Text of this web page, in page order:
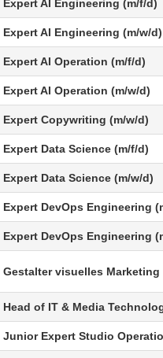
Expert AI Engineering (m/f/d)
Expert AI Engineering (m/w/d)
Expert AI Operation (m/f/d)
Expert AI Operation (m/w/d)
Expert Copywriting (m/w/d)
Expert Data Science (m/f/d)
Expert Data Science (m/w/d)
Expert DevOps Engineering
Expert DevOps Engineering
Gestalter visuelles Marketing
Head of IT & Media
Junior Expert Studio